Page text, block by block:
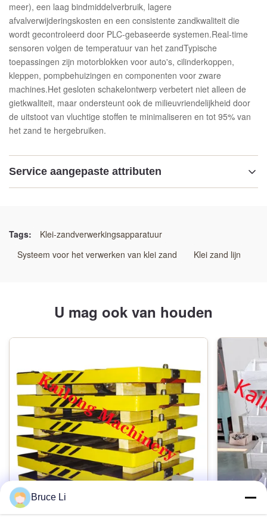
meer), een laag bindmiddelverbruik, lagere
afvalverwijderingskosten en een consistente zandkwaliteit die
wordt gecontroleerd door PLC-gebaseerde systemen.Real-time
sensoren volgen de temperatuur van het zandTypische
toepassingen zijn motorblokken voor auto's, cilinderkoppen,
kleppen, pompbehuizingen en componenten voor zware
machines.Het gesloten schakelontwerp verbetert niet alleen de
gietkwaliteit, maar ondersteunt ook de milieuvriendelijkheid door
de uitstoot van vluchtige stoffen te minimaliseren en tot 95% van
het zand te hergebruiken.
Service aangepaste attributen
bedekt zand thermisch regeneratiesysteem
screening
Tags:
Klei-zandverwerkingsapparatuur
Systeem voor het verwerken van klei zand
Klei zand lijn
U mag ook van houden
Bruce Li